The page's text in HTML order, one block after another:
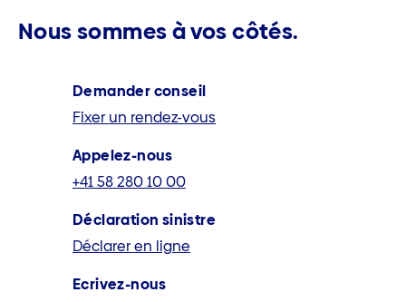
Nous sommes à vos côtés.
Demander conseil
Fixer un rendez-vous
Appelez-nous
+41 58 280 10 00
Déclaration sinistre
Déclarer en ligne
Ecrivez-nous